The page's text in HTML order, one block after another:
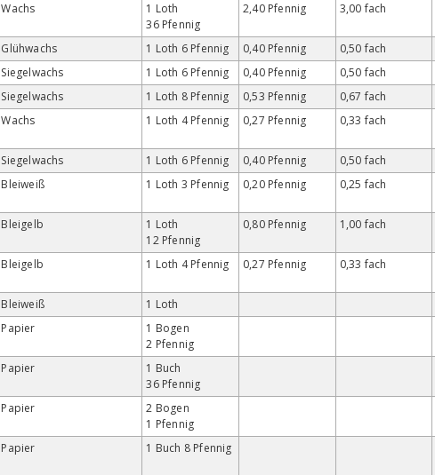
Wachs
1 Loth
36 Pfennig
2,40 Pfennig 3,00 fach
Glühwachs 1 Loth 6 Pfennig 0,40 Pfennig
0,50 fach
Siegelwachs 1 Loth 6 Pfennig 0,40 Pfennig
0,50 fach
Siegelwachs 1 Loth 8 Pfennig 0,53 Pfennig
0,67 fach
Wachs 1 Loth 4 Pfennig 0,27 Pfennig 0,33 fach
Siegelwachs 1 Loth 6 Pfennig 0,40 Pfennig
0,50 fach
Bleiweiß 1 Loth 3 Pfennig 0,20 Pfennig 0,25 fach
Bleigelb
1 Loth
12 Pfennig
0,80 Pfennig 1,00 fach
Bleigelb 1 Loth 4 Pfennig 0,27 Pfennig 0,33 fach
Bleiweiß
1 Loth
Papier
1 Bogen
2 Pfennig
Papier
1 Buch
36 Pfennig
Papier
2 Bogen
1 Pfennig
Papier 1 Buch 8 Pfennig